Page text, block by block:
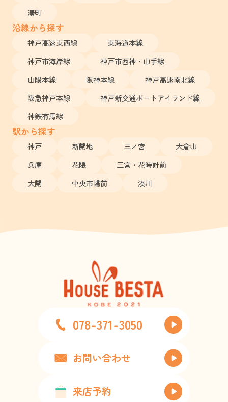
湊町
沿線から探す
神戸高速東西線
東海道本線
神戸市海岸線
神戸市西神・山手線
山陽本線
阪神本線
神戸高速南北線
阪急神戸本線
神戸新交通ポートアイランド線
神鉄有馬線
駅から探す
神戸 新開地 三ノ宮
大倉山
兵庫
花隈
三宮・花時計前
大開
中央市場前 湊川
078-371-3050
お問い合わせ
来店予約